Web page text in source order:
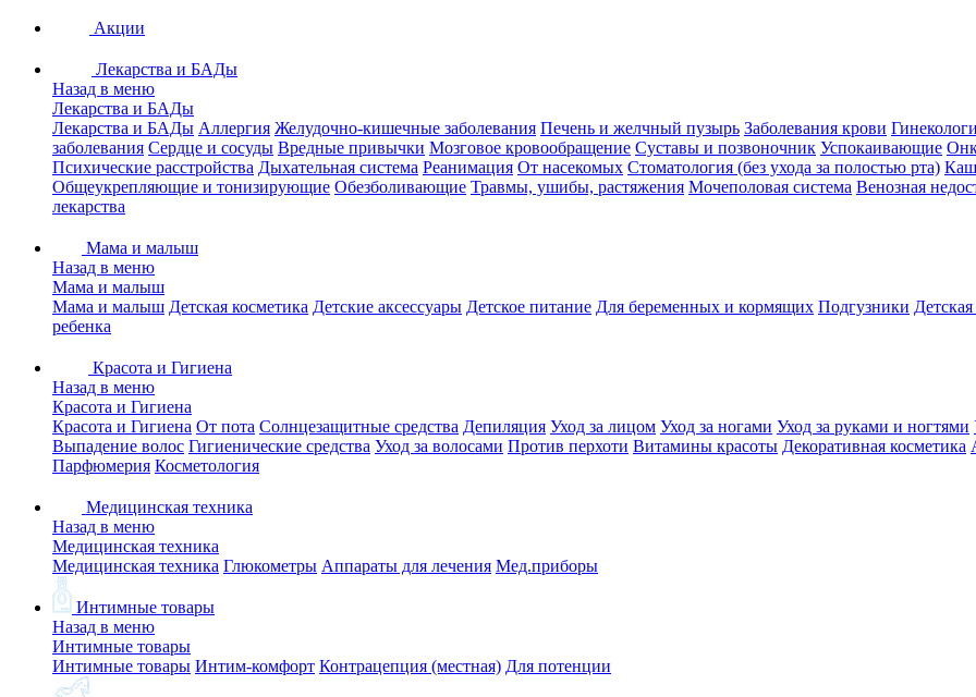
Акции
Лекарства и БАДы
Назад в меню
Лекарства и БАДы
Лекарства и БАДы Аллергия Желудочно-кишечные заболевания Печень и желчный пузырь Заболевания крови
заболевания Сердце и сосуды Вредные привычки Мозговое кровообращение Суставы и позвоночник Успокаивающие
Психические расстройства Дыхательная система Реанимация От насекомых Стоматология (без ухода за полостью рта)
Общеукрепляющие и тонизирующие Обезболивающие Травмы, ушибы, растяжения Мочеполовая система Венозная
лекарства
Мама и малыш
Назад в меню
Мама и малыш
Мама и малыш Детская косметика Детские аксессуары Детское питание Для беременных и кормящих Подгузники
ребенка
Красота и Гигиена
Назад в меню
Красота и Гигиена
Красота и Гигиена От пота Солнцезащитные средства Депиляция Уход за лицом Уход за ногами Уход за руками и ногтями
Выпадение волос Гигиенические средства Уход за волосами Против перхоти Витамины красоты Декоративная косметика
Парфюмерия Косметология
Медицинская техника
Назад в меню
Медицинская техника
Медицинская техника Глюкометры Аппараты для лечения Мед.приборы
Интимные товары
Назад в меню
Интимные товары
Интимные товары Интим-комфорт Контрацепция (местная) Для потенции